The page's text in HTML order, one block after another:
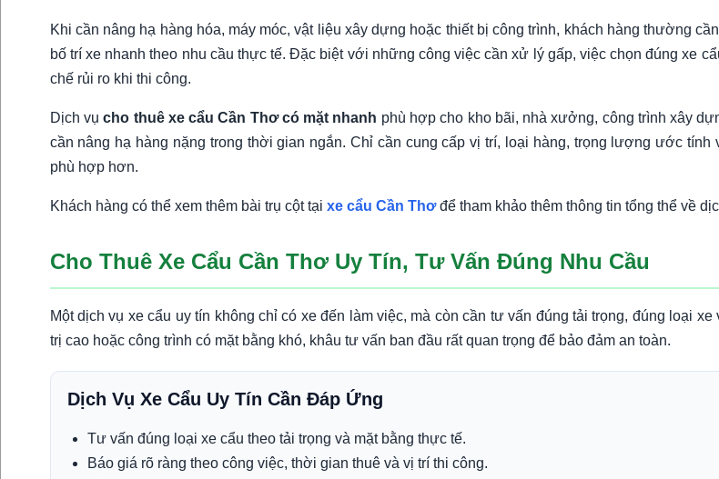
Khi cần nâng hạ hàng hóa, máy móc, vật liệu xây dựng hoặc thiết bị công trình, khách hàng thường
bố trí xe nhanh theo nhu cầu thực tế. Đặc biệt với những công việc cần xử lý gấp, việc chọn đúng xe
chế rủi ro khi thi công.
Dịch vụcho thuê xe cẩu Cần Thơ có mặt nhanh phù hợp cho kho bãi, nhà xưởng, công trình xây
cần nâng hạ hàng nặng trong thời gian ngắn. Chỉ cần cung cấp vị trí, loại hàng, trọng lượng ước
phù hợp hơn.
Khách hàng có thể xem thêm bài trụ cột tại xe cẩu Cần Thơđể tham khảo thêm thông tin tổng thể về
Cho Thuê Xe Cẩu Cần Thơ Uy Tín, Tư Vấn Đúng Nhu Cầu
Một dịch vụ xe cẩu uy tín không chỉ có xe đến làm việc, mà còn cần tư vấn đúng tải trọng, đúng loại
trị cao hoặc công trình có mặt bằng khó, khâu tư vấn ban đầu rất quan trọng để bảo đảm an toàn.
Dịch Vụ Xe Cẩu Uy Tín Cần Đáp Ứng
Tư vấn đúng loại xe cẩu theo tải trọng và mặt bằng thực tế.
Báo giá rõ ràng theo công việc, thời gian thuê và vị trí thi công.